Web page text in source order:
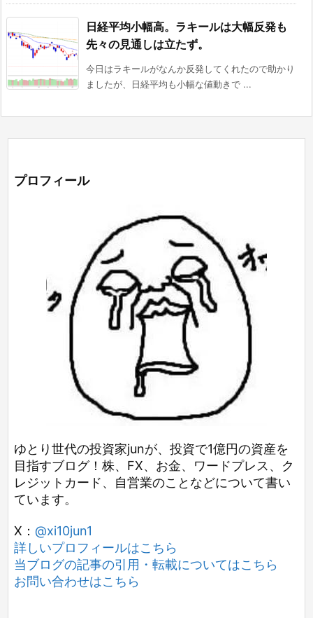
日経平均小幅高。ラキールは大幅反発も
先々の見通しは立たず。
今日はラキールがなんか反発してくれたので助かり
ましたが、日経平均も小幅な値動きで ...
プロフィール
ゆとり世代の投資家junが、投資で1億円の資産を
目指すブログ！株、FX、お金、ワードプレス、ク
レジットカード、自営業のことなどについて書い
ています。
X： @xi10jun1
詳しいプロフィールはこちら
当ブログの記事の引用・転載についてはこちら
お問い合わせはこちら